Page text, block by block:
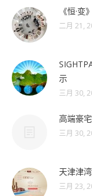
《恒·
二月 21,
示
三月 30,
高端豪
三月 30,
天津津
三月 23,